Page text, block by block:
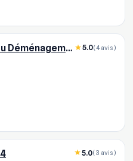
Les Gentlemen du Déménagement Hocquaux Agent 5.0(4 avis)
5.0(3 avis)